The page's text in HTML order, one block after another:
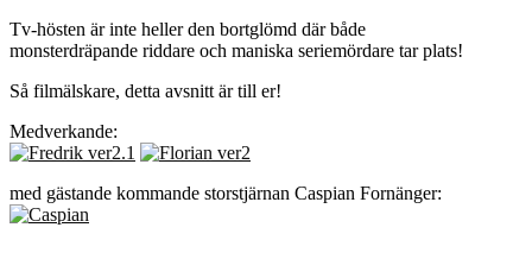
Tv-hösten är inte heller den bortglömd där både
monsterdräpande riddare och maniska seriemördare tar plats!
Så filmälskare, detta avsnitt är till er!
Medverkande:
med gästande kommande storstjärnan Caspian Fornänger: